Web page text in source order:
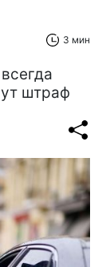
3 мин
штраф